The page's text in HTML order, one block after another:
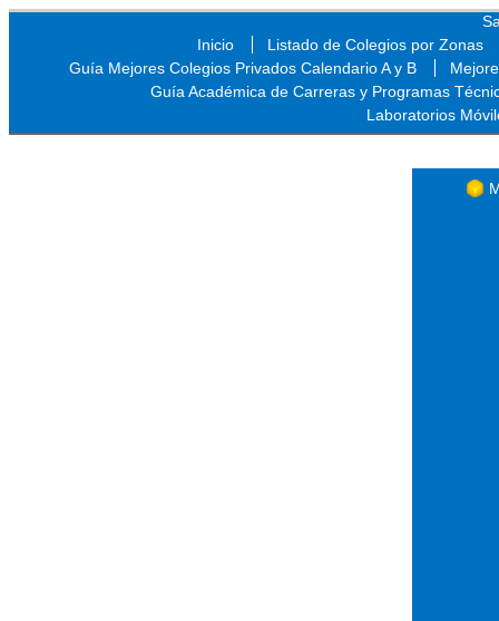
Inicio
Listado de Colegios por Zonas
Guía Mejores Colegios Privados Calendario A y B
Guía Académica de Carreras y Programas
Laboratorios